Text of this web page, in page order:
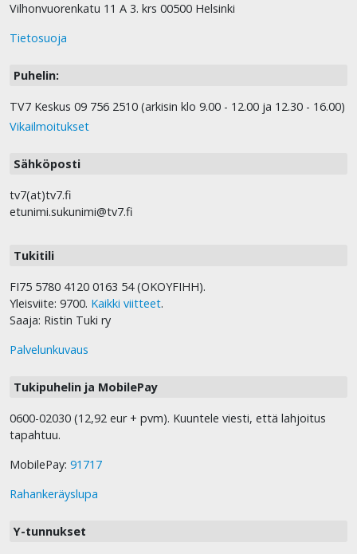
Vilhonvuorenkatu 11 A 3. krs 00500 Helsinki
Tietosuoja
Puhelin:
TV7 Keskus 09 756 2510 (arkisin klo 9.00 - 12.00 ja 12.30 - 16.00)
Vikailmoitukset
Sähköposti
tv7(at)tv7.fi
etunimi.sukunimi@tv7.fi
Tukitili
FI75 5780 4120 0163 54 (OKOYFIHH).
Yleisviite: 9700. Kaikki viitteet.
Saaja: Ristin Tuki ry
Palvelunkuvaus
Tukipuhelin ja MobilePay
0600-02030 (12,92 eur + pvm). Kuuntele viesti, että lahjoitus
tapahtuu.
MobilePay: 91717
Rahankeräyslupa
Y-tunnukset